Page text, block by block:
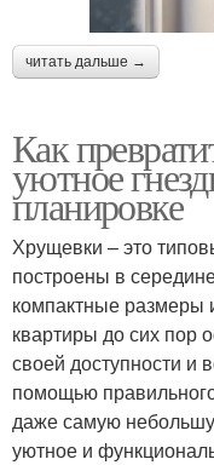
читать дальше →
Как
уютное
планировке
Хрущевки – это
построены в
компактные размеры
квартиры до сих пор
своей доступности и
помощью
даже самую
уютное и